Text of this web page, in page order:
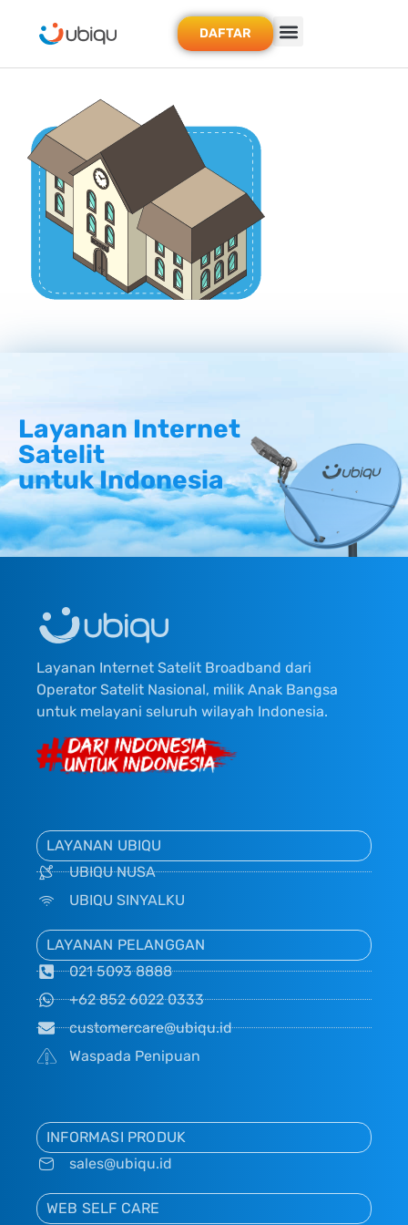
DAFTAR
Layanan Internet
Satelit
untuk Indonesia
Layanan Internet Satelit Broadband dari
Operator Satelit Nasional, milik Anak Bangsa
untuk melayani seluruh wilayah Indonesia.
LAYANAN UBIQU
UBIQU NUSA
UBIQU SINYALKU
LAYANAN PELANGGAN
021 5093 8888
+62 852 6022 0333
customercare@ubiqu.id
Waspada Penipuan
INFORMASI PRODUK
sales@ubiqu.id
WEB SELF CARE